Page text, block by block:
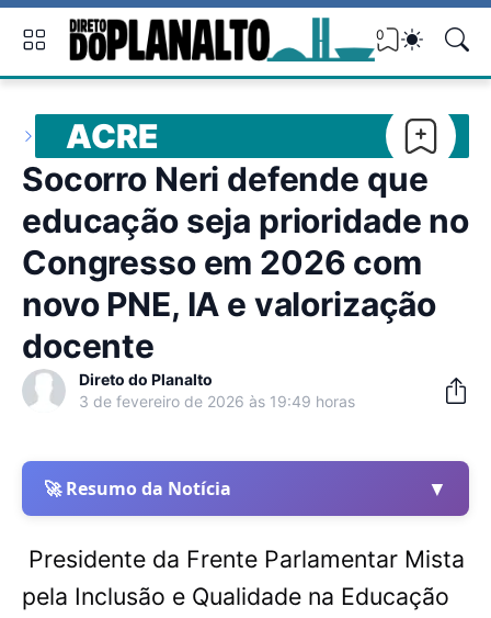
0
ACRE
Socorro Neri defende que
educação seja prioridade no
Congresso em 2026 com
novo PNE, IA e valorização
docente
Direto do Planalto
3 de fevereiro de 2026 às 19:49 horas
🚀 Resumo da Notícia ▼
Presidente da Frente Parlamentar Mista
pela Inclusão e Qualidade na Educação